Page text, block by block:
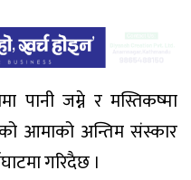
पानी जम्ने र मस्तिकष्मा
आमाको अन्तिम संस्कार
गरिदैछ ।